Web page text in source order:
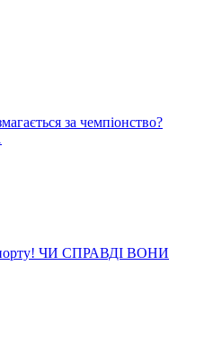
за чемпіонство?
ЧИ СПРАВДІ ВОНИ